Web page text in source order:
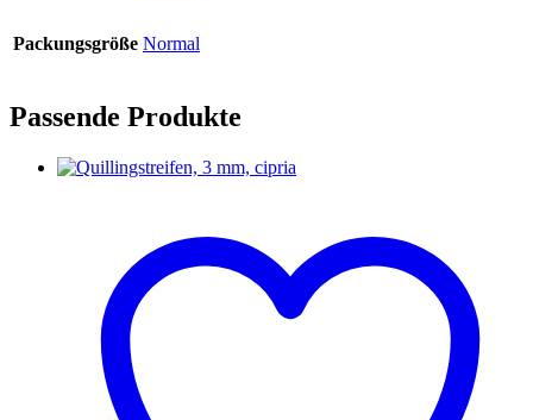
Packungsgröße Normal
Passende Produkte